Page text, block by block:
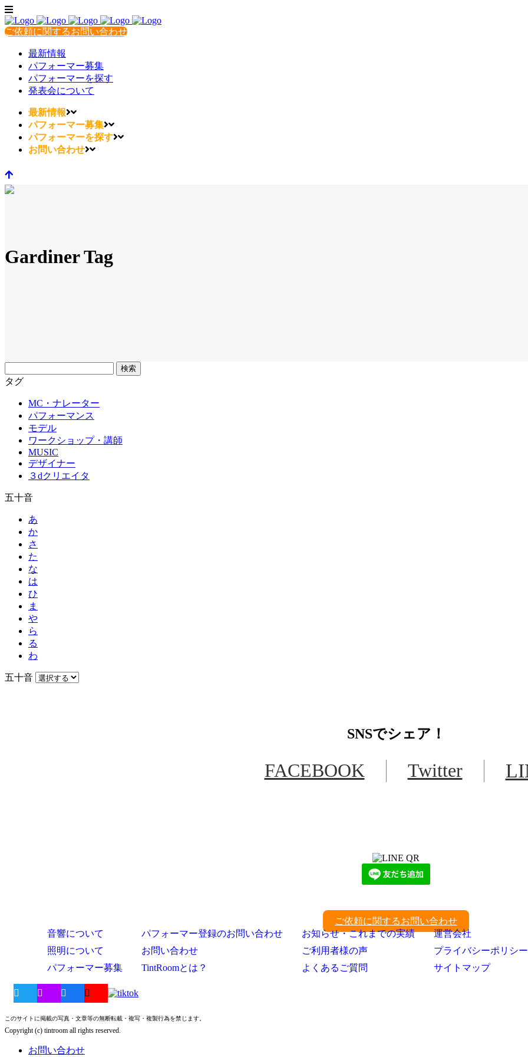
ご依頼に関するお問い合わせ
最新情報
パフォーマー募集
パフォーマーを探す
発表会について
最新情報
パフォーマー募集
パフォーマーを探す
お問い合わせ
Gardiner Tag
リ
タグ
MC・ナレーター
パフォーマンス
モデル
ワークショップ・講師
MUSIC
デザイナー
３dクリエイタ
五十音
あ
か
さ
た
な
は
ひ
ま
や
ら
る
わ
五十音
SNSでシェア！
FACEBOOK Twitter
ご依頼に関するお問い合わせ
音響について
照明について
パフォーマー募集
パフォーマー登録のお問い合わせ
お問い合わせ
TintRoomとは？
お知らせ・これまでの実績
ご利用者様の声
よくあるご質問
運営会社
プライバシーポリシー
サイトマップ
このサイトに掲載の写真・文章等の無断転載・複写・複製行為を禁じます。
Copyright (c) tintroom all rights reserved.
お問い合わせ